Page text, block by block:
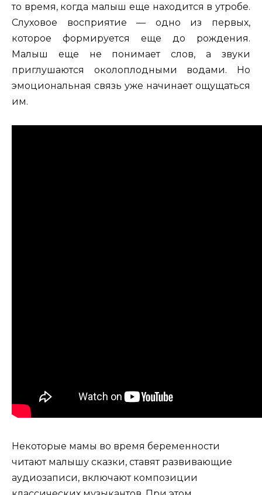
то время, когда малыш еще находится в утробе.
Слуховое восприятие — одно из первых,
которое формируется еще до рождения.
Малыш еще не понимает слов, а звуки
приглушаются околоплодными водами. Но
эмоциональная связь уже начинает ощущаться
им.
Некоторые мамы во время беременности
читают малышу сказки, ставят развивающие
аудиозаписи, включают композиции